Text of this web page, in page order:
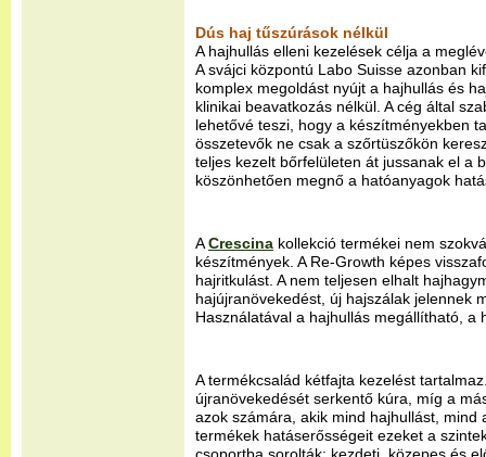
Dús haj tűszúrások nélkül
A hajhullás elleni kezelések célja a
A svájci központú Labo Suisse azonban
komplex megoldást nyújt a hajhullás és
klinikai beavatkozás nélkül. A cég által
lehetővé teszi, hogy a készítményekben
összetevők ne csak a szőrtüszőkön
teljes kezelt bőrfelületen át jussanak el a
köszönhetően megnő a hatóanyagok
ACrescina kollekció termékei nem
készítmények. A Re-Growth képes
hajritkulást. A nem teljesen elhalt
hajújranövekedést, új hajszálak jelennek
Használatával a hajhullás megállítható, a
A termékcsalád kétfajta kezelést
újranövekedését serkentő kúra, míg a
azok számára, akik mind hajhullást, mind
termékek hatáserősségeit ezeket a